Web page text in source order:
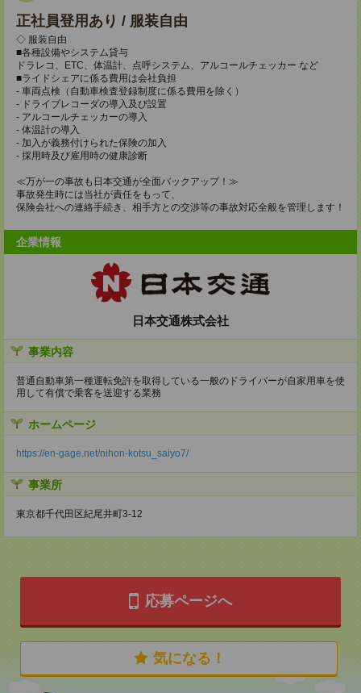
正社員登用あり / 服装自由
◇ 服装自由
■各種設備やシステム貸与
ドラレコ、ETC、体温計、点呼システム、アルコールチェッカー など
■ライドシェアに係る費用は会社負担
- 車両点検（自動車検査登録制度に係る費用を除く）
- ドライブレコーダの導入及び設置
- アルコールチェッカーの導入
- 体温計の導入
- 加入が義務付けられた保険の加入
- 採用時及び雇用時の健康診断
≪万が一の事故も日本交通が全面バックアップ！≫
事故発生時には当社が責任をもって、
保険会社への連絡手続き、相手方との交渉等の事故対応全般を管理します！
企業情報
日本交通株式会社
事業内容
普通自動車第一種運転免許を取得している一般のドライバーが自家用車を使
用して有償で乗客を送迎する業務
ホームページ
https://en-gage.net/nihon-kotsu_saiyo7/
事業所
東京都千代田区紀尾井町3-12
応募ページへ
気になる！